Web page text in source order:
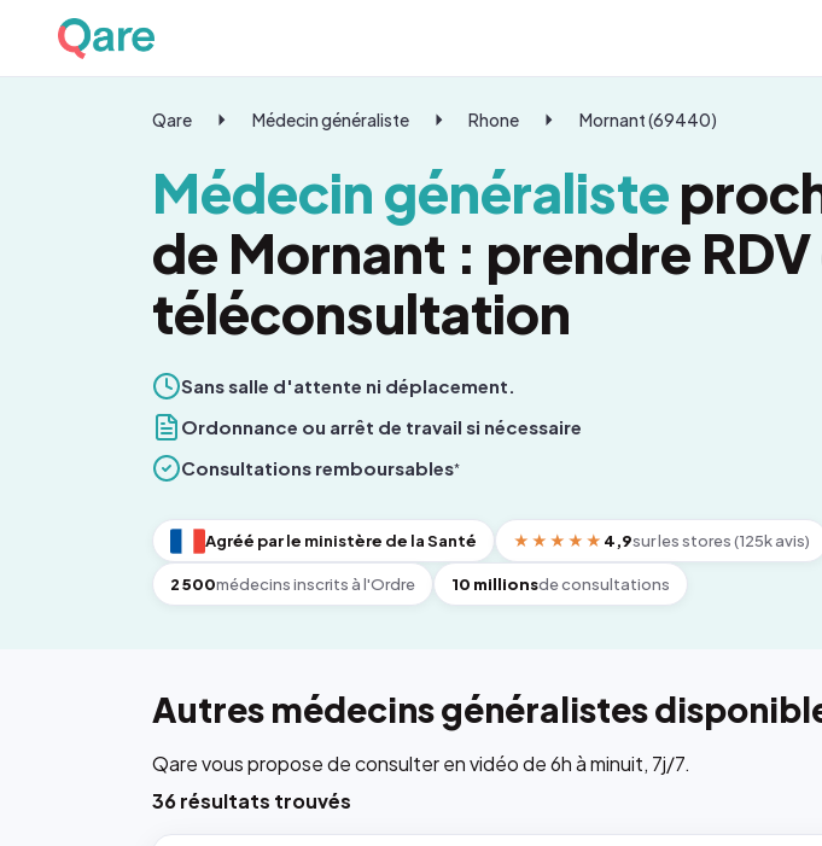
Qare Médecin généraliste Rhone Mornant (69440)
Médecin généraliste
de Mornant : prendre RDV
téléconsultation
Sans salle d'attente ni déplacement.
Ordonnance ou arrêt de travail si nécessaire
Consultations remboursables*
Agréé par le ministère de la Santé ★★★★★ 4,9sur les stores (125k avis)
2 500médecins inscrits à l'Ordre 10 millionsde consultations
Autres médecins généralistes
Qare vous propose de consulter en vidéo de 6h à minuit, 7j/7.
36 résultats trouvés